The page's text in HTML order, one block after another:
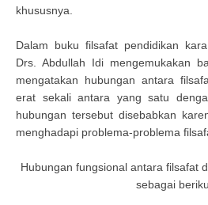
khususnya.
Dalam buku filsafat pendidikan
Drs. Abdullah Idi mengemukakan
mengatakan hubungan antara
erat sekali antara yang satu
hubungan tersebut disebabkan
menghadapi problema-problema
Hubungan fungsional antara filsafat
sebagai